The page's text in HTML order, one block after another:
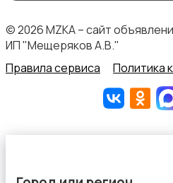
© 2026 MZKA – сайт
ИП "Мещеряков А.В."
Правила сервиса
Политика